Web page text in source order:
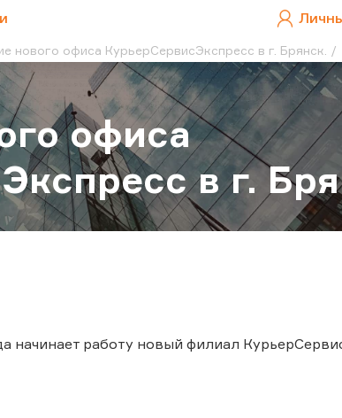
нового офиса КурьерСервисЭкспресс в г. Брянск.
офиса
в г.
начинает работу новый филиал